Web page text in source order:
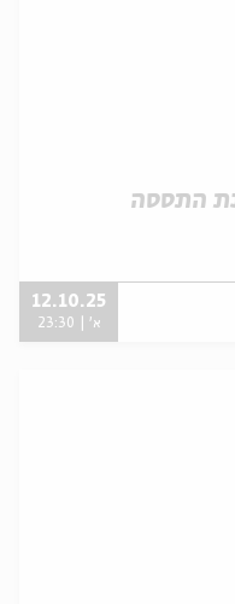
התססה
12.10.25
א' | 23:30